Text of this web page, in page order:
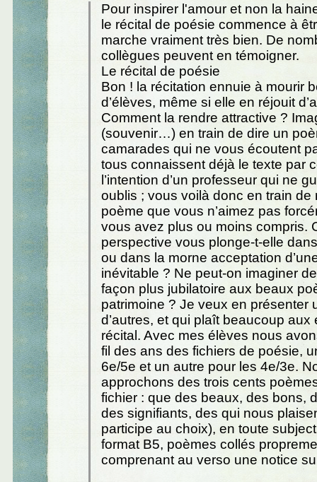
Pour inspirer l'amour et non la
le récital de poésie commence à
marche vraiment très bien. De
collègues peuvent en témoigner.
Le récital de poésie
Bon ! la récitation ennuie à mourir
d’élèves, même si elle en réjouit
Comment la rendre attractive ?
(souvenir…) en train de dire un
camarades qui ne vous écoutent
tous connaissent déjà le texte par
l’intention d’un professeur qui ne
oublis ; vous voilà donc en train de
poème que vous n’aimez pas
vous avez plus ou moins compris.
perspective vous plonge-t-elle
ou dans la morne acceptation
inévitable ? Ne peut-on imaginer
façon plus jubilatoire aux beaux
patrimoine ? Je veux en présenter
d’autres, et qui plaît beaucoup aux
récital. Avec mes élèves nous
fil des ans des fichiers de poésie,
6e/5e et un autre pour les 4e/3e.
approchons des trois cents
fichier : que des beaux, des bons,
des signifiants, des qui nous
participe au choix), en toute
format B5, poèmes collés
comprenant au verso une notice